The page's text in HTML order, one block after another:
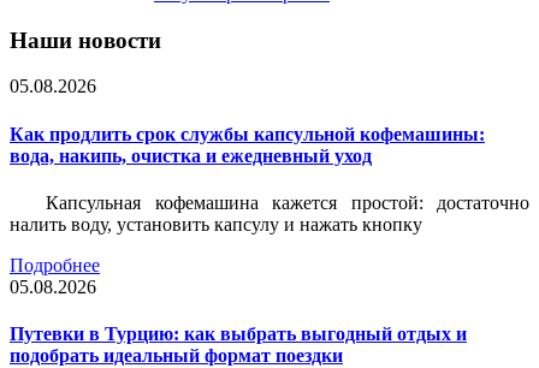
Наши новости
05.08.2026
Как продлить срок службы капсульной кофемашины:
вода, накипь, очистка и ежедневный уход
Капсульная кофемашина кажется простой: достаточно
налить воду, установить капсулу и нажать кнопку
Подробнее
05.08.2026
Путевки в Турцию: как выбрать выгодный отдых и
подобрать идеальный формат поездки